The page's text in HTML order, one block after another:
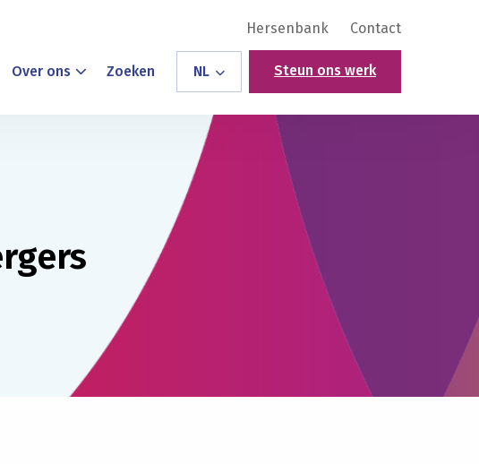
Hersenbank Contact
Over ons Zoeken NL Steun ons werk